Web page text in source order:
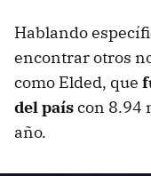
Hablando
encontrar otros
como Elded, que
del paíscon 8.94
año.